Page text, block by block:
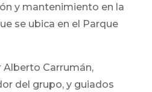
y mantenimiento en la
se ubica en el Parque
Carrumán,
del grupo, y guiados